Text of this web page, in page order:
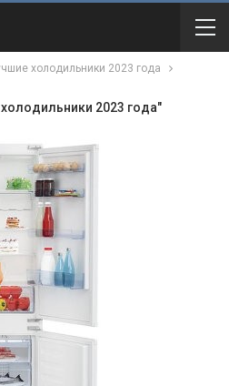
холодильники 2023 года
2023 года"